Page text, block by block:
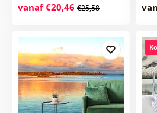
vanaf €20,46 €25,58